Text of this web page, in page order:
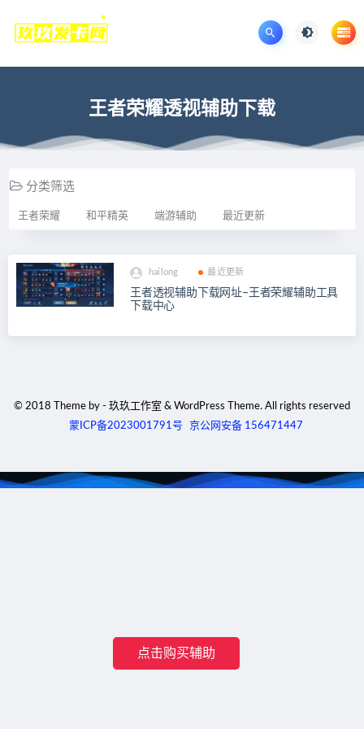
王者荣耀透视辅助下载
分类筛选
王者荣耀 和平精英 端游辅助 最近更新
hailong 最近更新
王者透视辅助下载网址–王者荣耀辅助工具
下载中心
© 2018 Theme by - 玖玖工作室 & WordPress Theme. All rights reserved
蒙ICP备2023001791号
京公网安备 156471447
点击购买辅助